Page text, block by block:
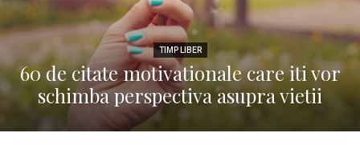
TIMP LIBER
60 de citate motivationale care iti vor
schimba perspectiva asupra vietii